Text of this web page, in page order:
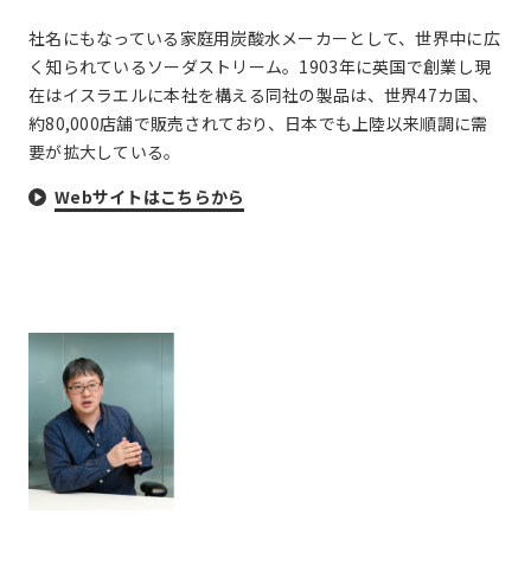
社名にもなっている家庭用炭酸水メーカーとして、世界中に広
く知られているソーダストリーム。1903年に英国で創業し現
在はイスラエルに本社を構える同社の製品は、世界47カ国、
約80,000店舗で販売されており、日本でも上陸以来順調に需
要が拡大している。
Webサイトはこちらから